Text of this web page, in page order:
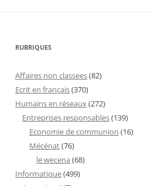
RUBRIQUES
Affaires non classees(82)
Ecrit en français(370)
Humains en réseaux(272)
Entreprises responsables(139)
Economie de communion (16)
Mécénat(76)
le wecena (68)
Informatique(499)